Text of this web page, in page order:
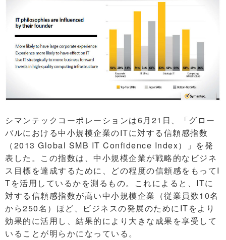
シマンテックコーポレーションは6月21日、「グロー
バルにおける中小規模企業のITに対する信頼感指数
（2013 Global SMB IT Confidence Index）」を発
表した。この指数は、中小規模企業が戦略的なビジネ
ス目標を達成するために、どの程度の信頼感をもってI
Tを活用しているかを測るもの。これによると、ITに
対する信頼感指数が高い中小規模企業（従業員数10名
から250名）ほど、ビジネスの発展のためにITをより
効果的に活用し、結果的により大きな成果を享受して
いることが明らかになっている。